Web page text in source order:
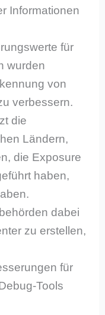
Informationen
für
wurden
von
verbessern.
die
Ländern,
die Exposure
haben,
dabei
zu erstellen,
für
Tools